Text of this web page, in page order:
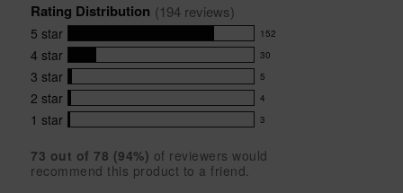
for
this
product:
4.7
out
of
5
stars
Rating Distribution (194 reviews)
5 star 152
152
reviews
with
5
star
rating.
4 star 30
30
reviews
with
4
rating.
3 star 5
5
reviews
with
star
rating.
2 star 4
4
reviews
2
star
1 star 3
3
with
1
73 out of 78 (94%) of reviewers would
recommend this product to a friend.